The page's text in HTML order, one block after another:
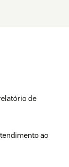
de
ao